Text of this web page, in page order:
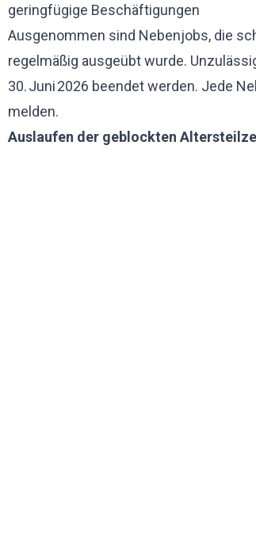
geringfügige Beschäftigungen
Ausgenommen sind Nebenjobs, die
regelmäßig ausgeübt wurde.
30. Juni 2026 beendet werden. Jede
melden.
Auslaufen der geblockten